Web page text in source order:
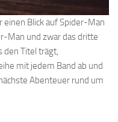
Blick auf Spider-Man
Man und zwar das dritte
den Titel trägt,
mit jedem Band ab und
Abenteuer rund um